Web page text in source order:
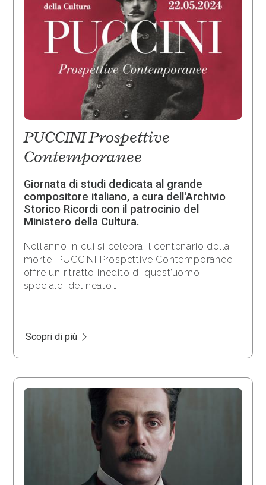
PUCCINI Prospettive
Contemporanee
Giornata di studi dedicata al grande
compositore italiano, a cura dell'Archivio
Storico Ricordi con il patrocinio del
Ministero della Cultura.
Nell’anno in cui si celebra il centenario della
morte, PUCCINI Prospettive Contemporanee
offre un ritratto inedito di quest’uomo
speciale, delineato…
Scopri di più